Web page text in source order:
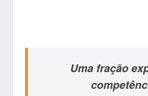
Uma fração